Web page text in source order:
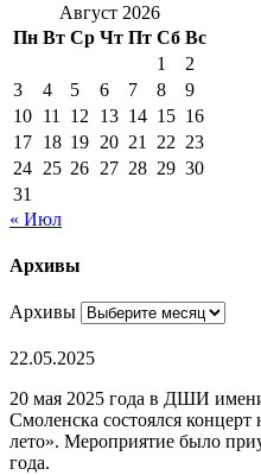
Август 2026
Пн Вт Ср Чт Пт Сб Вс
1
2
3
4 5 6 7 8
9
10 11 12 13 14 15 16
17 18 19 20 21 22 23
24 25 26 27 28 29 30
31
« Июл
Архивы
Архивы
22.05.2025
20 мая 2025 года в ДШИ
Смоленска состоялся
лето». Мероприятие было
года.